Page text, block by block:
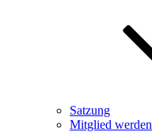
Satzung
Mitglied werden